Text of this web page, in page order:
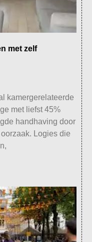
met zelf
kamergerelateerde
met liefst 45%
handhaving door
Logies die